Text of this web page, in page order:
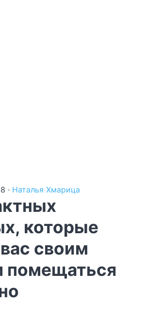
· Наталья Хмарица
которые
своим
помещаться